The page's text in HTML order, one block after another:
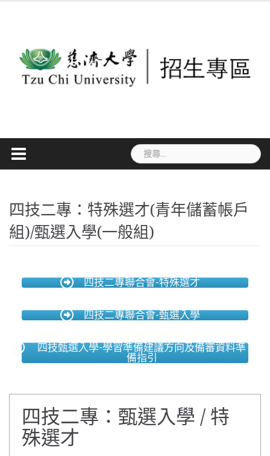
搜
尋
字:
四技二專：特殊選才(青年儲蓄帳戶
組)/甄選入學(一般組)
四技二專聯合會-特殊選才
四技二專聯合會-甄選入學
四技甄選入學-學習準備建議方向及備審資料準
備指引
四技二專：甄選入學 / 特
殊選才